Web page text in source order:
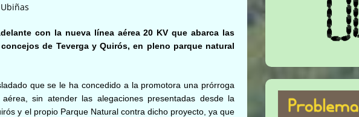
Ubiñas
con la nueva línea aérea 20 KV que abarca las
de Teverga y Quirós, en pleno parque natural
que se le ha concedido a la promotora una prórroga
sin atender las alegaciones presentadas desde la
y el propio Parque Natural contra dicho proyecto, ya que